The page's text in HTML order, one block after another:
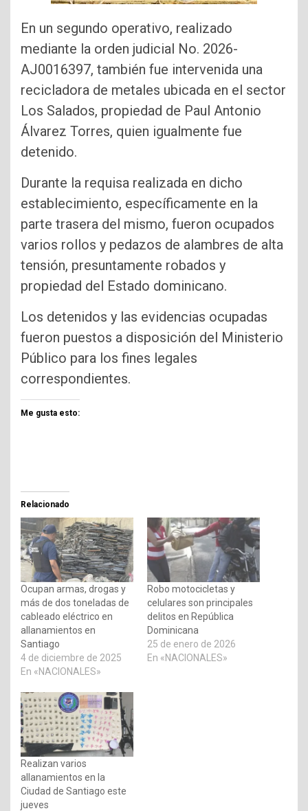
En un segundo operativo, realizado
mediante la orden judicial No. 2026-
AJ0016397, también fue intervenida una
recicladora de metales ubicada en el sector
Los Salados, propiedad de Paul Antonio
Álvarez Torres, quien igualmente fue
detenido.
Durante la requisa realizada en dicho
establecimiento, específicamente en la
parte trasera del mismo, fueron ocupados
varios rollos y pedazos de alambres de alta
tensión, presuntamente robados y
propiedad del Estado dominicano.
Los detenidos y las evidencias ocupadas
fueron puestos a disposición del Ministerio
Público para los fines legales
correspondientes.
Me gusta esto:
Relacionado
Ocupan armas, drogas y
más de dos toneladas de
cableado eléctrico en
allanamientos en
Santiago
4 de diciembre de 2025
En «NACIONALES»
Robo motocicletas y
celulares son principales
delitos en República
Dominicana
25 de enero de 2026
En «NACIONALES»
Realizan varios
allanamientos en la
Ciudad de Santiago este
jueves